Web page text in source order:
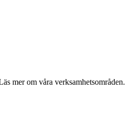
mer om våra verksamhetsområden.